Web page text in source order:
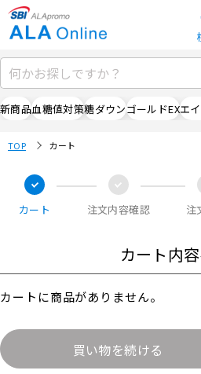
新商品血糖値対策糖ダウンゴールドEXエ
TOP カート
カート 注文内容確認 注
カート内
カートに商品がありません。
買い物を続ける